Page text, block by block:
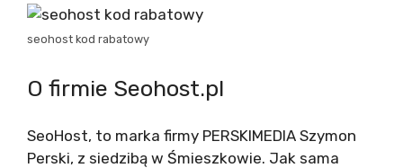
seohost kod rabatowy
O firmie Seohost.pl
SeoHost, to marka firmy PERSKIMEDIA Szymon
Perski, z siedzibą w Śmieszkowie. Jak sama